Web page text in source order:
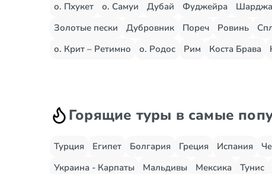
о. Пхукет
о. Самуи Дубай Фуджейра Шарджа
Золотые пески
Дубровник Пореч Ровинь
о. Крит – Ретимно
о. Родос Рим Коста Брава
Горящие туры в самые
Турция Египет Болгария Греция Испания
Украина - Карпаты
Мальдивы Мексика Тунис